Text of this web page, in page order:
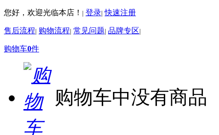
您好，欢迎光临本店！ | 登录| 快速注册
售后流程| 购物流程| 常见问题| 品牌专区|
购物车0件
购物车中没有商品